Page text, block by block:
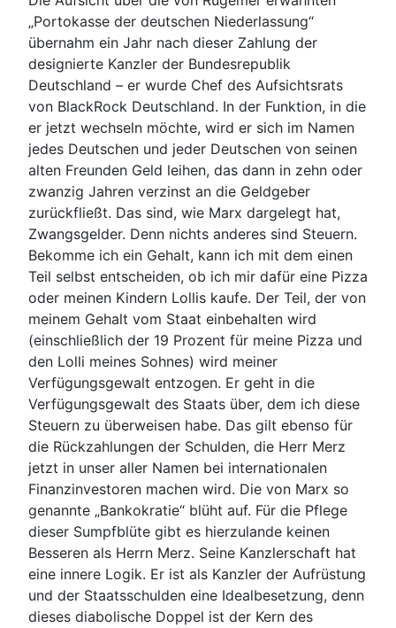
„Portokasse der deutschen Niederlassung“
übernahm ein Jahr nach dieser Zahlung der
designierte Kanzler der Bundesrepublik
Deutschland – er wurde Chef des Aufsichtsrats
von BlackRock Deutschland. In der Funktion, in die
er jetzt wechseln möchte, wird er sich im Namen
jedes Deutschen und jeder Deutschen von seinen
alten Freunden Geld leihen, das dann in zehn oder
zwanzig Jahren verzinst an die Geldgeber
zurückfließt. Das sind, wie Marx dargelegt hat,
Zwangsgelder. Denn nichts anderes sind Steuern.
Bekomme ich ein Gehalt, kann ich mit dem einen
Teil selbst entscheiden, ob ich mir dafür eine Pizza
oder meinen Kindern Lollis kaufe. Der Teil, der von
meinem Gehalt vom Staat einbehalten wird
(einschließlich der 19 Prozent für meine Pizza und
den Lolli meines Sohnes) wird meiner
Verfügungsgewalt entzogen. Er geht in die
Verfügungsgewalt des Staats über, dem ich diese
Steuern zu überweisen habe. Das gilt ebenso für
die Rückzahlungen der Schulden, die Herr Merz
jetzt in unser aller Namen bei internationalen
Finanzinvestoren machen wird. Die von Marx so
genannte „Bankokratie“ blüht auf. Für die Pflege
dieser Sumpfblüte gibt es hierzulande keinen
Besseren als Herrn Merz. Seine Kanzlerschaft hat
eine innere Logik. Er ist als Kanzler der Aufrüstung
und der Staatsschulden eine Idealbesetzung, denn
dieses diabolische Doppel ist der Kern des